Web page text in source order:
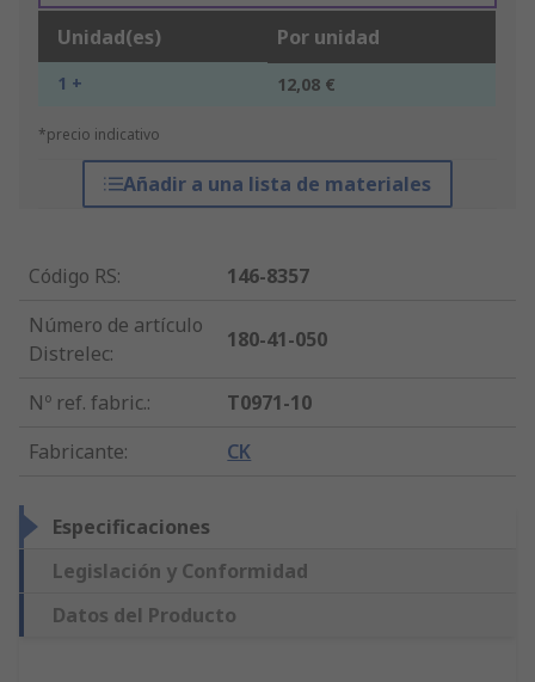
Unidad(es) Por unidad
1 + 12,08 €
*precio indicativo
Añadir a una lista de materiales
Código RS:
146-8357
Número de artículo
Distrelec:
180-41-050
Nº ref. fabric.:
T0971-10
Fabricante: CK
Especificaciones
Legislación y Conformidad
Datos del Producto